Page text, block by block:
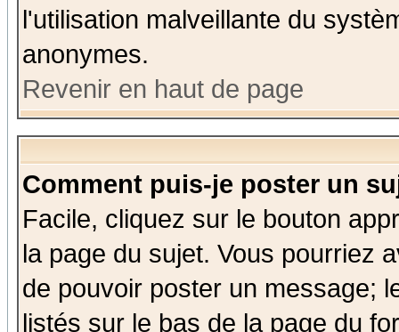
l'utilisation malveillante du
anonymes.
Revenir en haut de page
Comment puis-je poster un
Facile, cliquez sur le bouton
la page du sujet. Vous pourriez
de pouvoir poster un message;
listés sur le bas de la page du